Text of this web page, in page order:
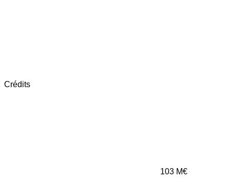
Crédits
103 M€